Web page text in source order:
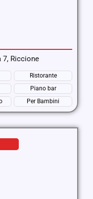
7, Riccione
Ristorante
Piano bar
Per Bambini